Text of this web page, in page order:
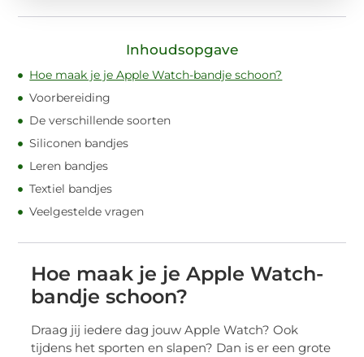
Inhoudsopgave
Hoe maak je je Apple Watch-bandje schoon?
Voorbereiding
De verschillende soorten
Siliconen bandjes
Leren bandjes
Textiel bandjes
Veelgestelde vragen
Hoe maak je je Apple Watch-
bandje schoon?
Draag jij iedere dag jouw Apple Watch? Ook
tijdens het sporten en slapen? Dan is er een grote